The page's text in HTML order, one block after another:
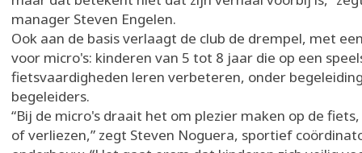
manager Steven Engelen.
Ook aan de basis verlaagt de club de drempel, met
voor micro's: kinderen van 5 tot 8 jaar die op een
fietsvaardigheden leren verbeteren, onder
begeleiders.
“Bij de micro's draait het om plezier maken op de
of verliezen,” zegt Steven Noguera, sportief